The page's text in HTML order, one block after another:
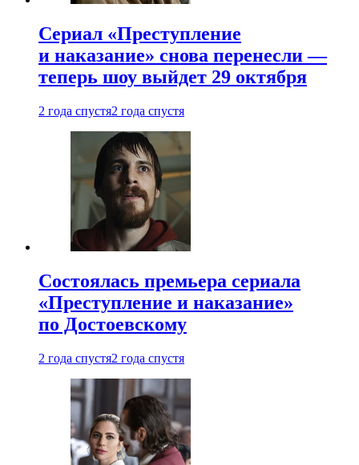
Сериал «Преступление
и наказание» снова перенесли —
теперь шоу выйдет 29 октября
2 года спустя2 года спустя
Состоялась премьера сериала
«Преступление и наказание»
по Достоевскому
2 года спустя2 года спустя